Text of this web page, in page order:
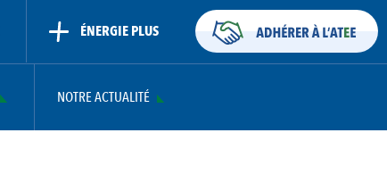
ÉNERGIE PLUS
NOTRE ACTUALITÉ